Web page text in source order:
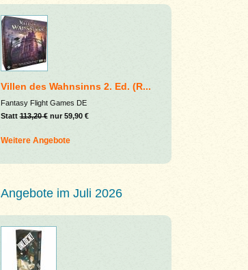
Villen des Wahnsinns 2. Ed. (R...
Fantasy Flight Games DE
Statt113,20 €nur 59,90 €
Weitere Angebote
Angebote im Juli 2026